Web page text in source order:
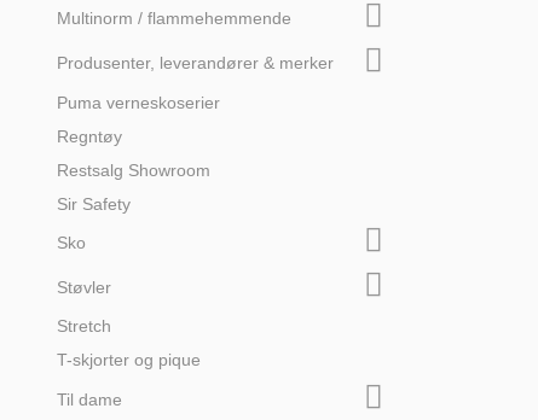
Multinorm / flammehemmende
Produsenter, leverandører & merker
Puma verneskoserier
Regntøy
Restsalg Showroom
Sir Safety
Sko
Støvler
Stretch
T-skjorter og pique
Til dame